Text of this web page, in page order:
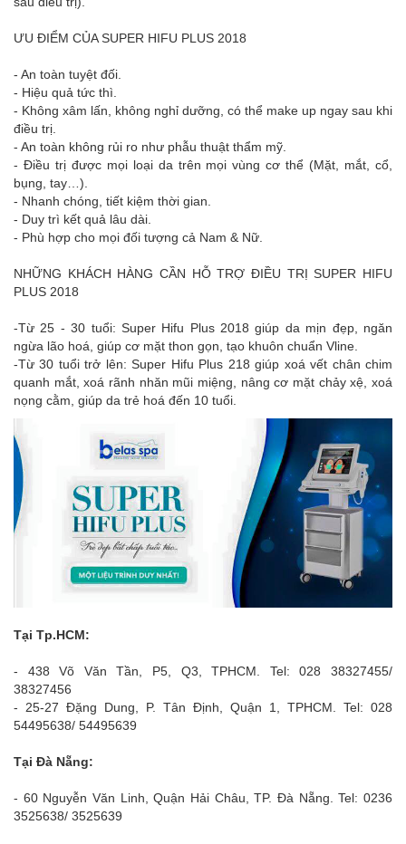
ƯU ĐIỂM CỦA SUPER HIFU PLUS 2018
- An toàn tuyệt đối.
- Hiệu quả tức thì.
- Không xâm lấn, không nghỉ dưỡng, có thể make up ngay sau khi
điều trị.
- An toàn không rủi ro như phẫu thuật thẩm mỹ.
- Điều trị được mọi loại da trên mọi vùng cơ thể (Mặt, mắt, cổ,
bụng, tay…).
- Nhanh chóng, tiết kiệm thời gian.
- Duy trì kết quả lâu dài.
- Phù hợp cho mọi đối tượng cả Nam & Nữ.
NHỮNG KHÁCH HÀNG CẦN HỖ TRỢ ĐIỀU TRỊ SUPER HIFU
PLUS 2018
-Từ 25 - 30 tuổi: Super Hifu Plus 2018 giúp da mịn đẹp, ngăn
ngừa lão hoá, giúp cơ mặt thon gọn, tạo khuôn chuẩn Vline.
-Từ 30 tuổi trở lên: Super Hifu Plus 218 giúp xoá vết chân chim
quanh mắt, xoá rãnh nhăn mũi miệng, nâng cơ mặt chảy xệ, xoá
nọng cằm, giúp da trẻ hoá đến 10 tuổi.
Tại Tp.HCM:
- 438 Võ Văn Tần, P5, Q3, TPHCM. Tel: 028 38327455/
38327456
- 25-27 Đặng Dung, P. Tân Định, Quận 1, TPHCM. Tel: 028
54495638/ 54495639
Tại Đà Nẵng:
- 60 Nguyễn Văn Linh, Quận Hải Châu, TP. Đà Nẵng. Tel: 0236
3525638/ 3525639